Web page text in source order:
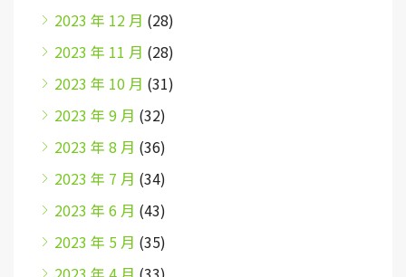
2023 年 12 月 (28)
2023 年 11 月 (28)
2023 年 10 月 (31)
2023 年 9 月 (32)
2023 年 8 月 (36)
2023 年 7 月 (34)
2023 年 6 月 (43)
2023 年 5 月 (35)